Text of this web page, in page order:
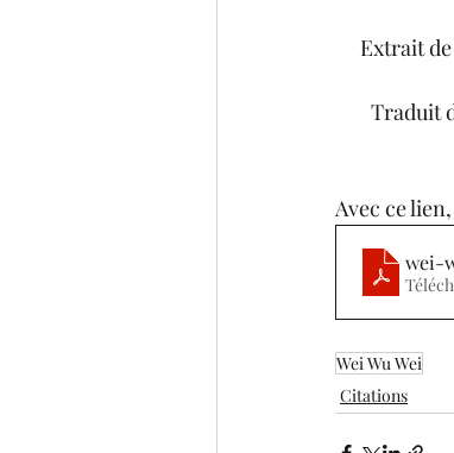
Extrait
Traduit
Avec ce
wei-
Wei Wu Wei
Citations